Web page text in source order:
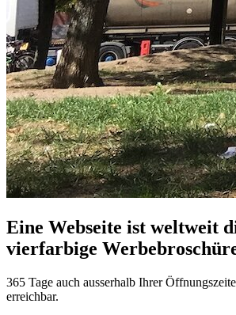
Eine Webseite ist weltweit
vierfarbige
365 Tage auch ausserhalb Ihrer
erreichbar.